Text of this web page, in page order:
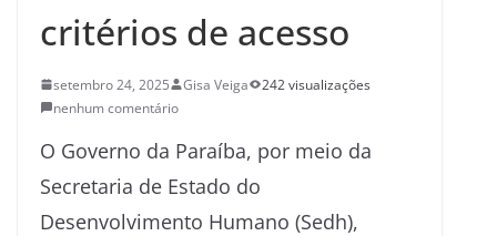
critérios de acesso
setembro 24, 2025 Gisa Veiga
242 visualizações
nenhum comentário
O Governo da Paraíba, por meio da
Secretaria de Estado do
Desenvolvimento Humano (Sedh),